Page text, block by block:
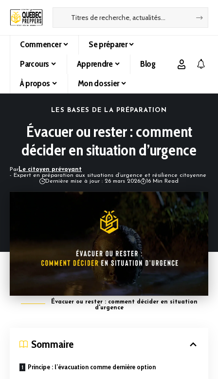
Commencer
Se préparer
Parcours
Apprendre
Blog
À propos
Mon dossier
LES BASES DE LA PRÉPARATION
Évacuer ou rester : comment
décider en situation d’urgence
ParLe citoyen prévoyant
- Expert en préparation aux situations d’urgence et résilience citoyenne
Dernière mise à jour : 26 mars 2026
16 Min Read
Évacuer ou rester : comment décider en situation
d'urgence
Sommaire
Principe : l’évacuation comme dernière option